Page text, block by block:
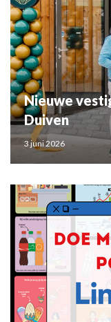
Nieuwe
Duiven
3 juni 2026